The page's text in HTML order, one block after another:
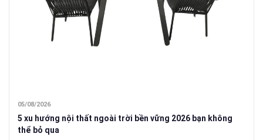
05/08/2026
5 xu hướng nội thất ngoài trời bền vững 2026 bạn không
thể bỏ qua